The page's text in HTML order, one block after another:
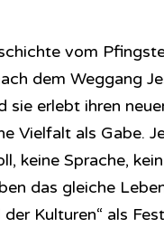
vom
dem Weggang
sie erlebt ihren
Vielfalt als Gabe.
keine Sprache,
das gleiche
Kulturen“ als